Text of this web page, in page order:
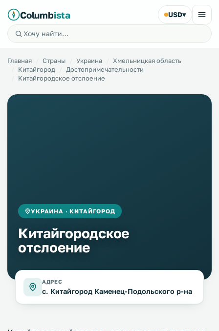
Columbista USD▾
Главная Страны Украина
Хмельницкая область
Китайгород
Достопримечательности
Китайгородское отслоение
УКРАИНА · КИТАЙГОРОД
Китайгородское
отслоение
АДРЕС
с. Китайгород Каменец-Подольского р-на